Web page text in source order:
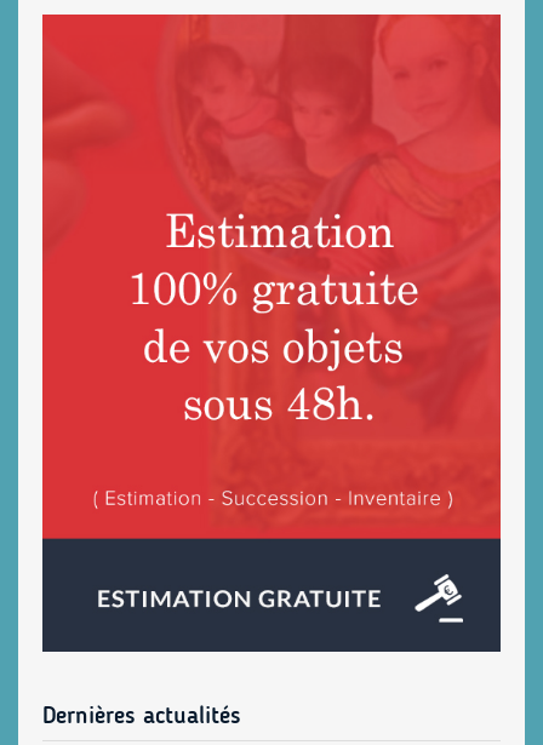
Dernières actualités